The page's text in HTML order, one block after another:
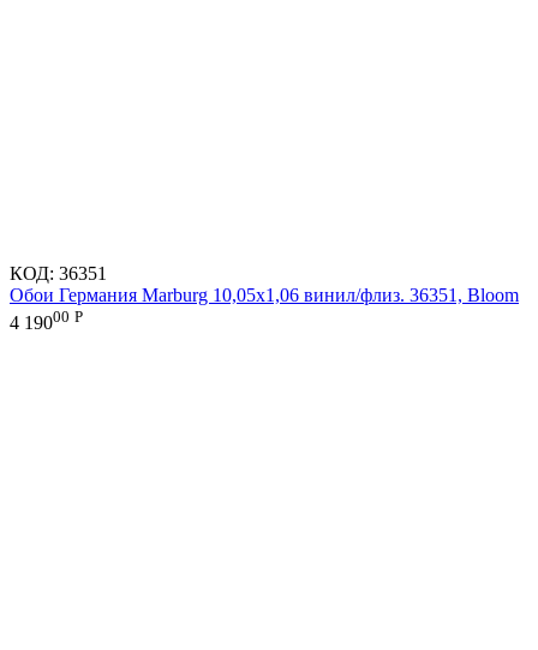
КОД: 36351
Обои Германия Marburg 10,05x1,06 винил/флиз. 36351, Bloom
4 19000 Р